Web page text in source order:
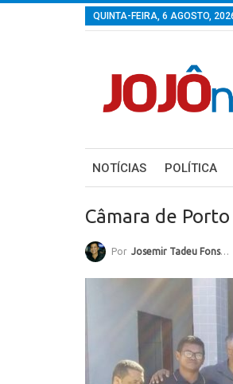
QUINTA-FEIRA, 6 AGOSTO,
NOTÍCIAS POLÍTICA
Câmara de
Por Josemir Tadeu Fonseca